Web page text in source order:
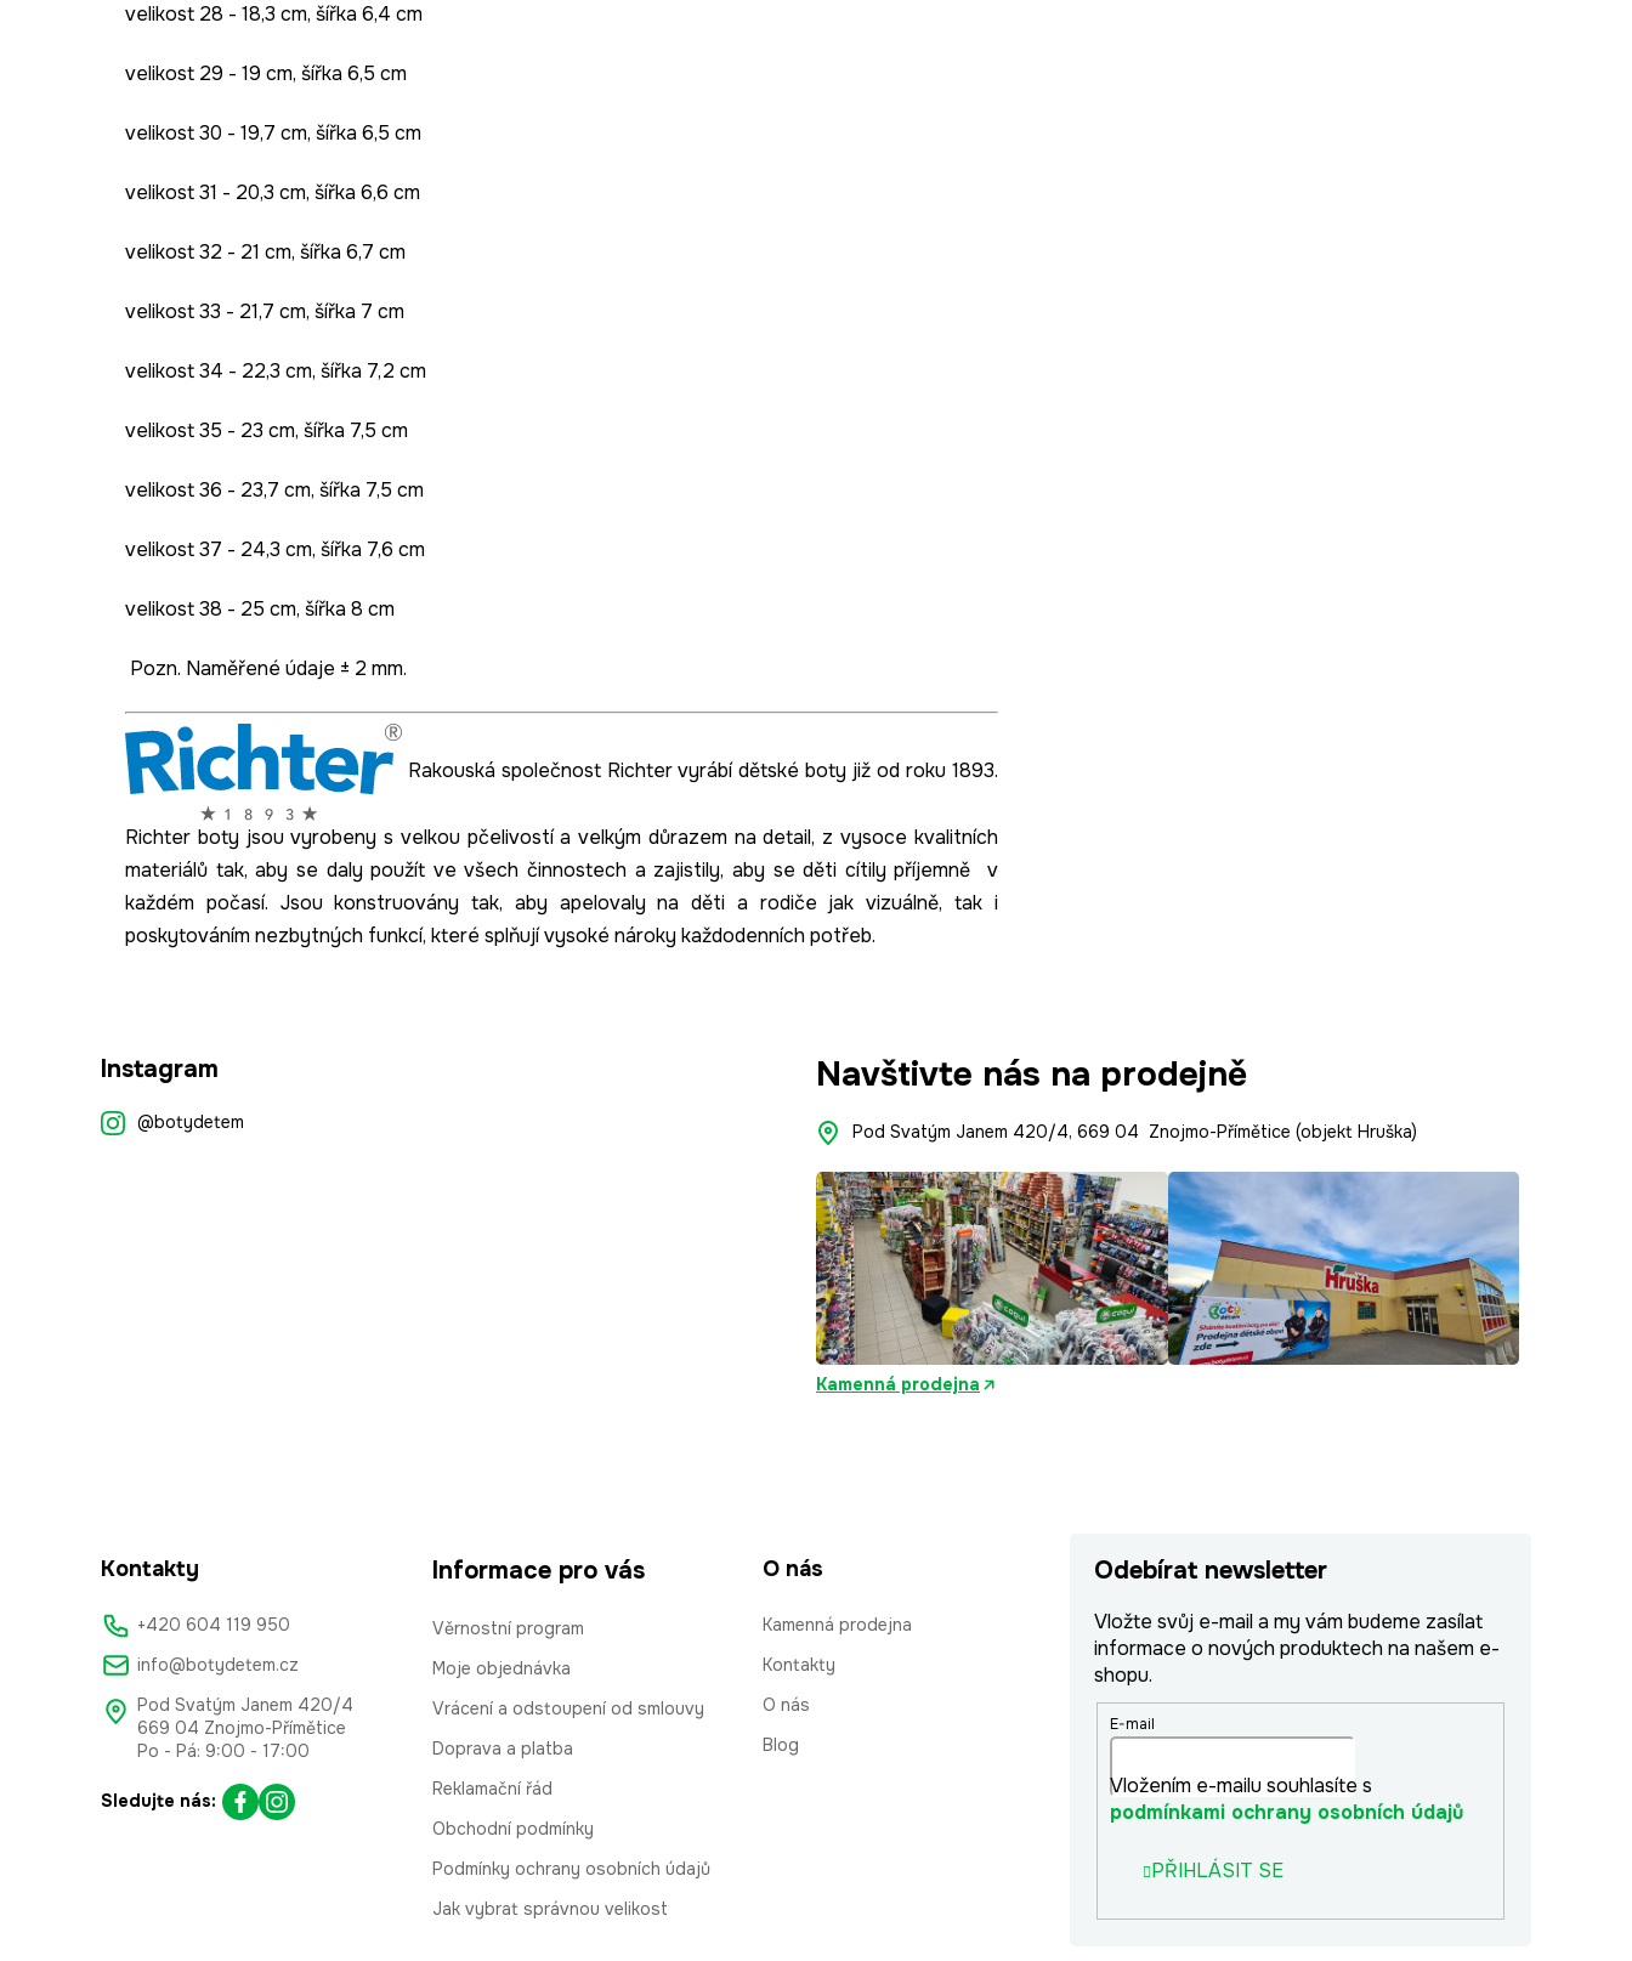
velikost 28 - 18,3 cm, šířka 6,4 cm
velikost 29 - 19 cm, šířka 6,5 cm
velikost 30 - 19,7 cm, šířka 6,5 cm
velikost 31 - 20,3 cm, šířka 6,6 cm
velikost 32 - 21 cm, šířka 6,7 cm
velikost 33 - 21,7 cm, šířka 7 cm
velikost 34 - 22,3 cm, šířka 7,2 cm
velikost 35 - 23 cm, šířka 7,5 cm
velikost 36 - 23,7 cm, šířka 7,5 cm
velikost 37 - 24,3 cm, šířka 7,6 cm
velikost 38 - 25 cm, šířka 8 cm
Pozn. Naměřené údaje ± 2 mm.
Rakouská společnost Richter vyrábí dětské boty již od roku 1893.
Richter boty jsou vyrobeny s velkou pčelivostí a velkým důrazem na detail, z vysoce kvalitních
materiálů tak, aby se daly použít ve všech činnostech a zajistily, aby se děti cítily příjemně v
každém počasí. Jsou konstruovány tak, aby apelovaly na děti a rodiče jak vizuálně, tak i
poskytováním nezbytných funkcí, které splňují vysoké nároky každodenních potřeb.
Instagram
@botydetem
Navštivte nás na prodejně
Pod Svatým Janem 420/4, 669 04 Znojmo-Přímětice (objekt Hruška)
Kamenná prodejna
Kontakty
+420 604 119 950
info@botydetem.cz
Pod Svatým Janem 420/4
669 04 Znojmo-Přímětice
Po - Pá: 9:00 - 17:00
Sledujte nás:
Informace pro vás
Věrnostní program
Moje objednávka
Vrácení a odstoupení od smlouvy
Doprava a platba
Reklamační řád
Obchodní podmínky
Podmínky ochrany osobních údajů
Jak vybrat správnou velikost
O nás
Kamenná prodejna
Kontakty
O nás
Blog
Odebírat newsletter
Vložte svůj e-mail a my vám budeme zasílat
informace o nových produktech na našem e-
shopu.
E-mail
Vložením e-mailu souhlasíte s
podmínkami ochrany osobních údajů
PŘIHLÁSIT SE